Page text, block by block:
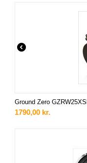
Ground Zero
1790,00 kr.